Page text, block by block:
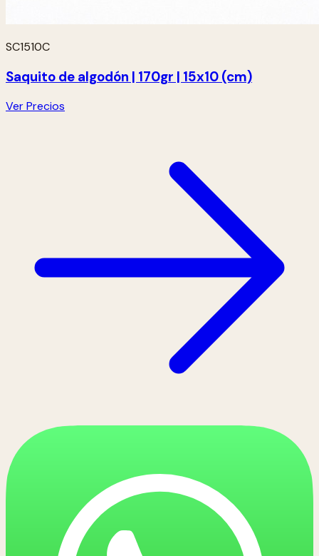
SC1510C
Saquito de algodón | 170gr | 15x10 (cm)
Ver Precios